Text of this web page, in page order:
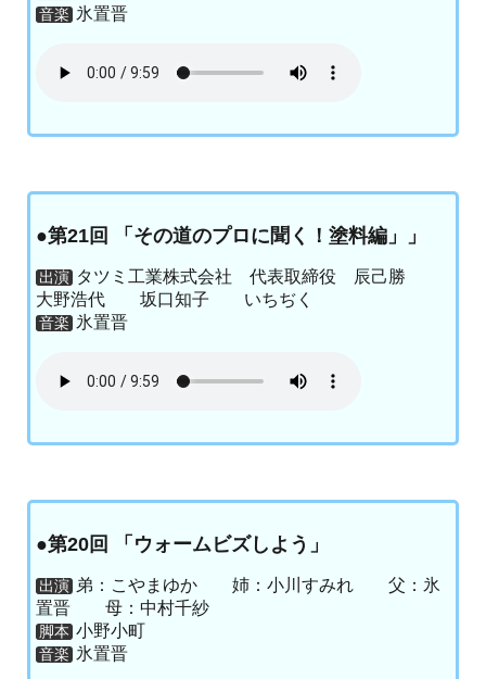
音楽 氷置晋
●第21回 「その道のプロに聞く！塗料編」」
出演 タツミ工業株式会社 代表取締役 辰己勝
大野浩代 坂口知子 いちぢく
音楽 氷置晋
●第20回 「ウォームビズしよう」
出演 弟：こやまゆか 姉：小川すみれ 父：氷
置晋 母：中村千紗
脚本 小野小町
音楽 氷置晋